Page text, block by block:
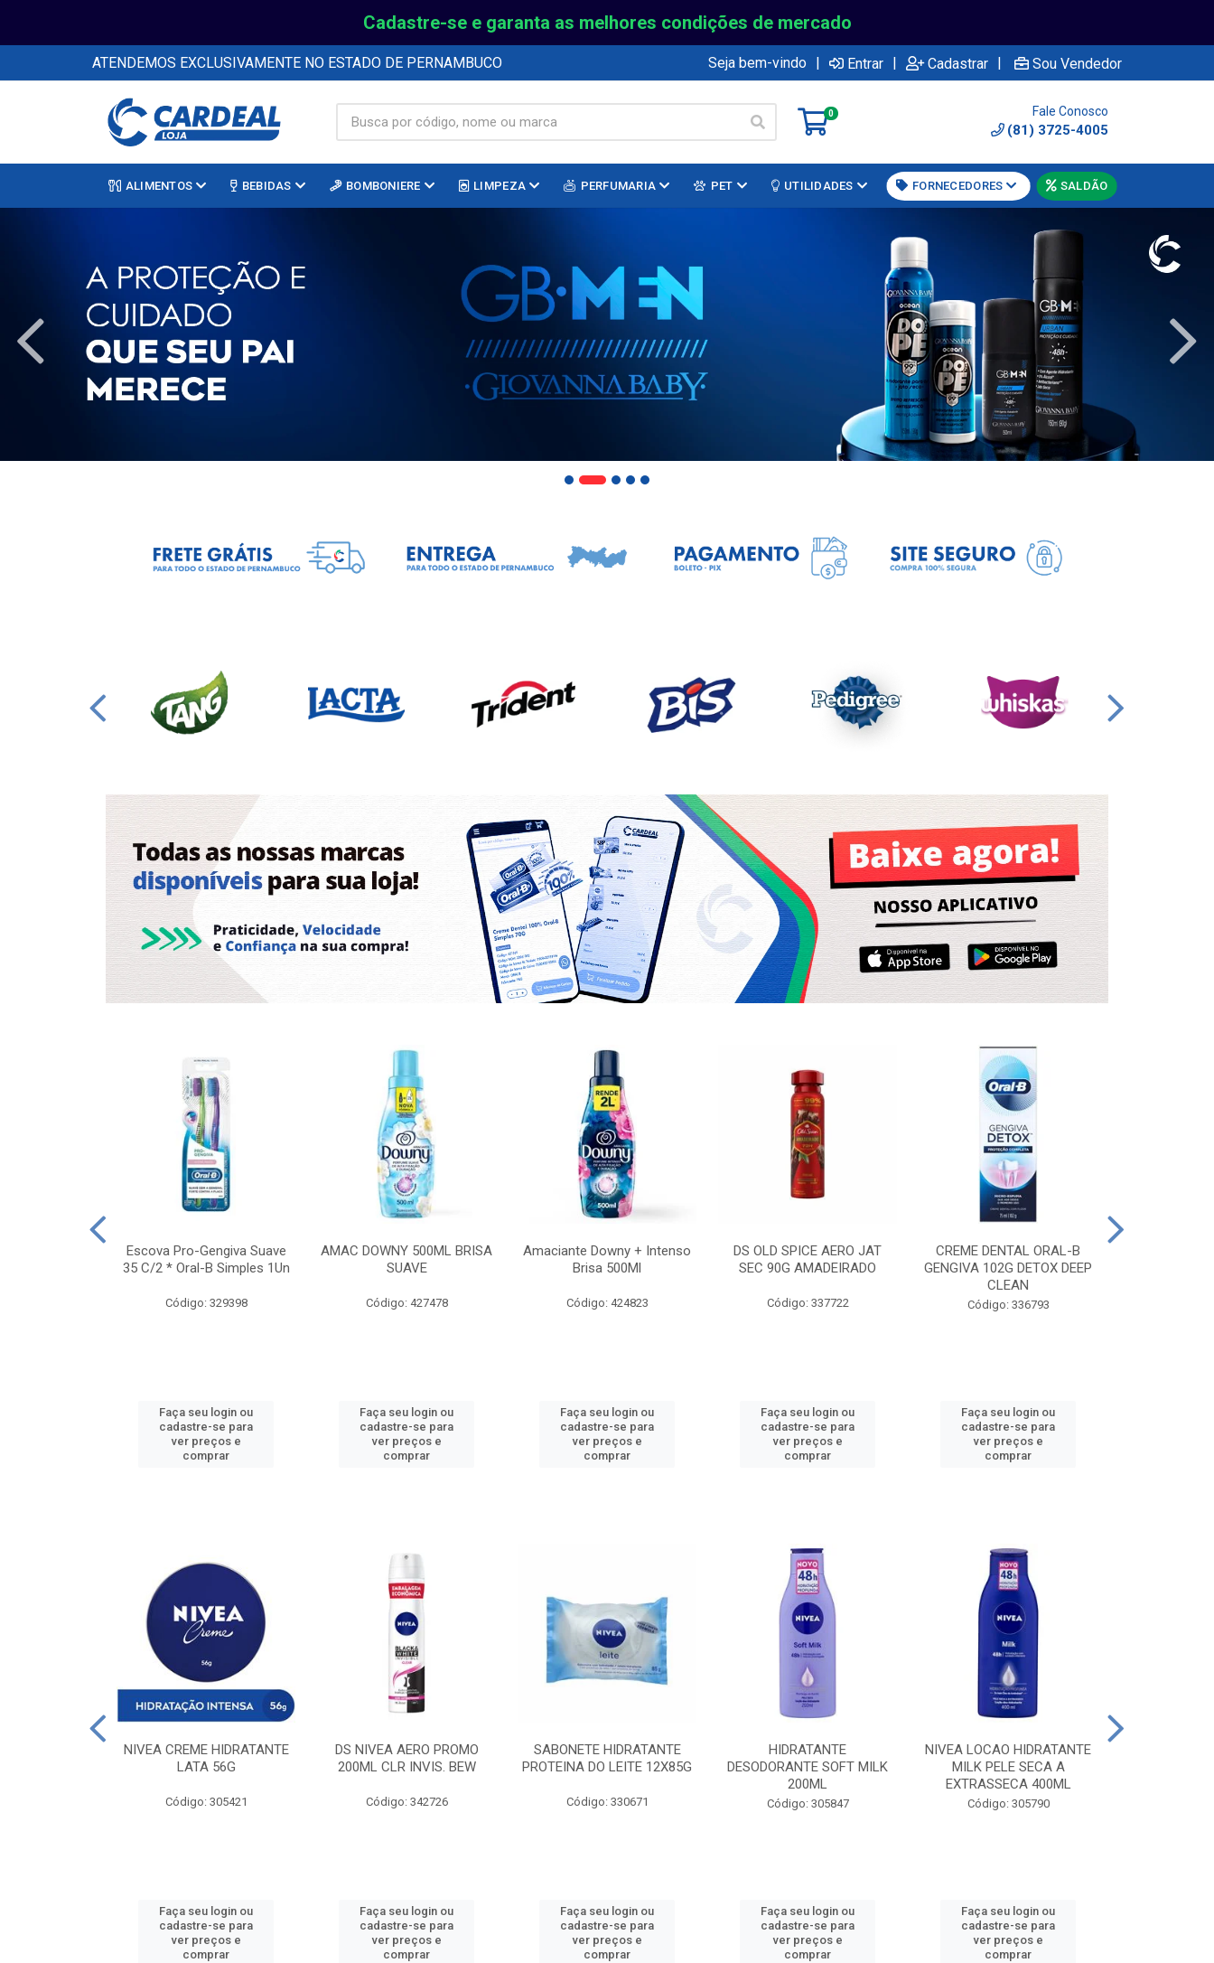
Cadastre-se e garanta as melhores condições de mercado
ATENDEMOS EXCLUSIVAMENTE NO ESTADO DE PERNAMBUCO Seja bem-vindo | Entrar | Cadastrar | Sou Vendedor
0 Fale Conosco
(81) 3725-4005
ALIMENTOS BEBIDAS BOMBONIERE LIMPEZA PERFUMARIA PET UTILIDADES FORNECEDORES SALDÃO
Escova Pro-Gengiva Suave
35 C/2 * Oral-B Simples 1Un
Código: 329398
Faça seu login ou
cadastre-se para
ver preços e
comprar
AMAC DOWNY 500ML BRISA
SUAVE
Código: 427478
Faça seu login ou
cadastre-se para
ver preços e
comprar
Amaciante Downy + Intenso
Brisa 500Ml
Código: 424823
Faça seu login ou
cadastre-se para
ver preços e
comprar
DS OLD SPICE AERO JAT
SEC 90G AMADEIRADO
Código: 337722
Faça seu login ou
cadastre-se para
ver preços e
comprar
CREME DENTAL ORAL-B
GENGIVA 102G DETOX DEEP
CLEAN
Código: 336793
Faça seu login ou
cadastre-se para
ver preços e
comprar
NIVEA CREME HIDRATANTE
LATA 56G
Código: 305421
Faça seu login ou
cadastre-se para
ver preços e
comprar
DS NIVEA AERO PROMO
200ML CLR INVIS. BEW
Código: 342726
Faça seu login ou
cadastre-se para
ver preços e
comprar
SABONETE HIDRATANTE
PROTEINA DO LEITE 12X85G
Código: 330671
Faça seu login ou
cadastre-se para
ver preços e
comprar
HIDRATANTE
DESODORANTE SOFT MILK
200ML
Código: 305847
Faça seu login ou
cadastre-se para
ver preços e
comprar
NIVEA LOCAO HIDRATANTE
MILK PELE SECA A
EXTRASSECA 400ML
Código: 305790
Faça seu login ou
cadastre-se para
ver preços e
comprar